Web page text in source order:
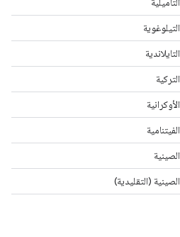
التيلوغوية
التايلاندية
التركية
الأوكرانية
الفيتنامية
الصينية
الصينية (التقليدية)